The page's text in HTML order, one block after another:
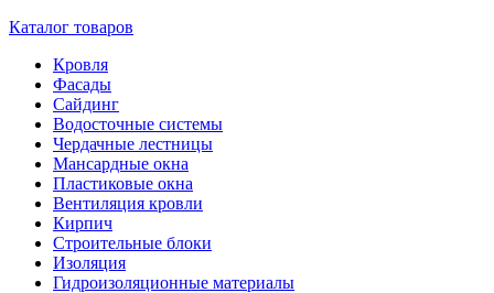
Каталог товаров
Кровля
Фасады
Сайдинг
Водосточные системы
Чердачные лестницы
Мансардные окна
Пластиковые окна
Вентиляция кровли
Кирпич
Строительные блоки
Изоляция
Гидроизоляционные материалы